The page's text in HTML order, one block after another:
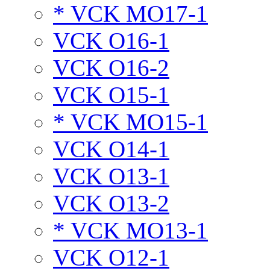
* VCK MO17-1
VCK O16-1
VCK O16-2
VCK O15-1
* VCK MO15-1
VCK O14-1
VCK O13-1
VCK O13-2
* VCK MO13-1
VCK O12-1